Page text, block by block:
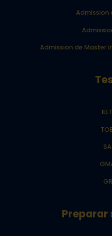
Admission
Admission de Master
Preparar